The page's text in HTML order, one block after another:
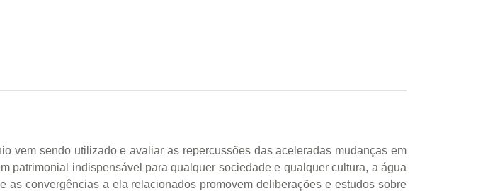
vem sendo utilizado e avaliar as repercussões das aceleradas mudanças em
patrimonial indispensável para qualquer sociedade e qualquer cultura, a água
convergências a ela relacionados promovem deliberações e estudos sobre